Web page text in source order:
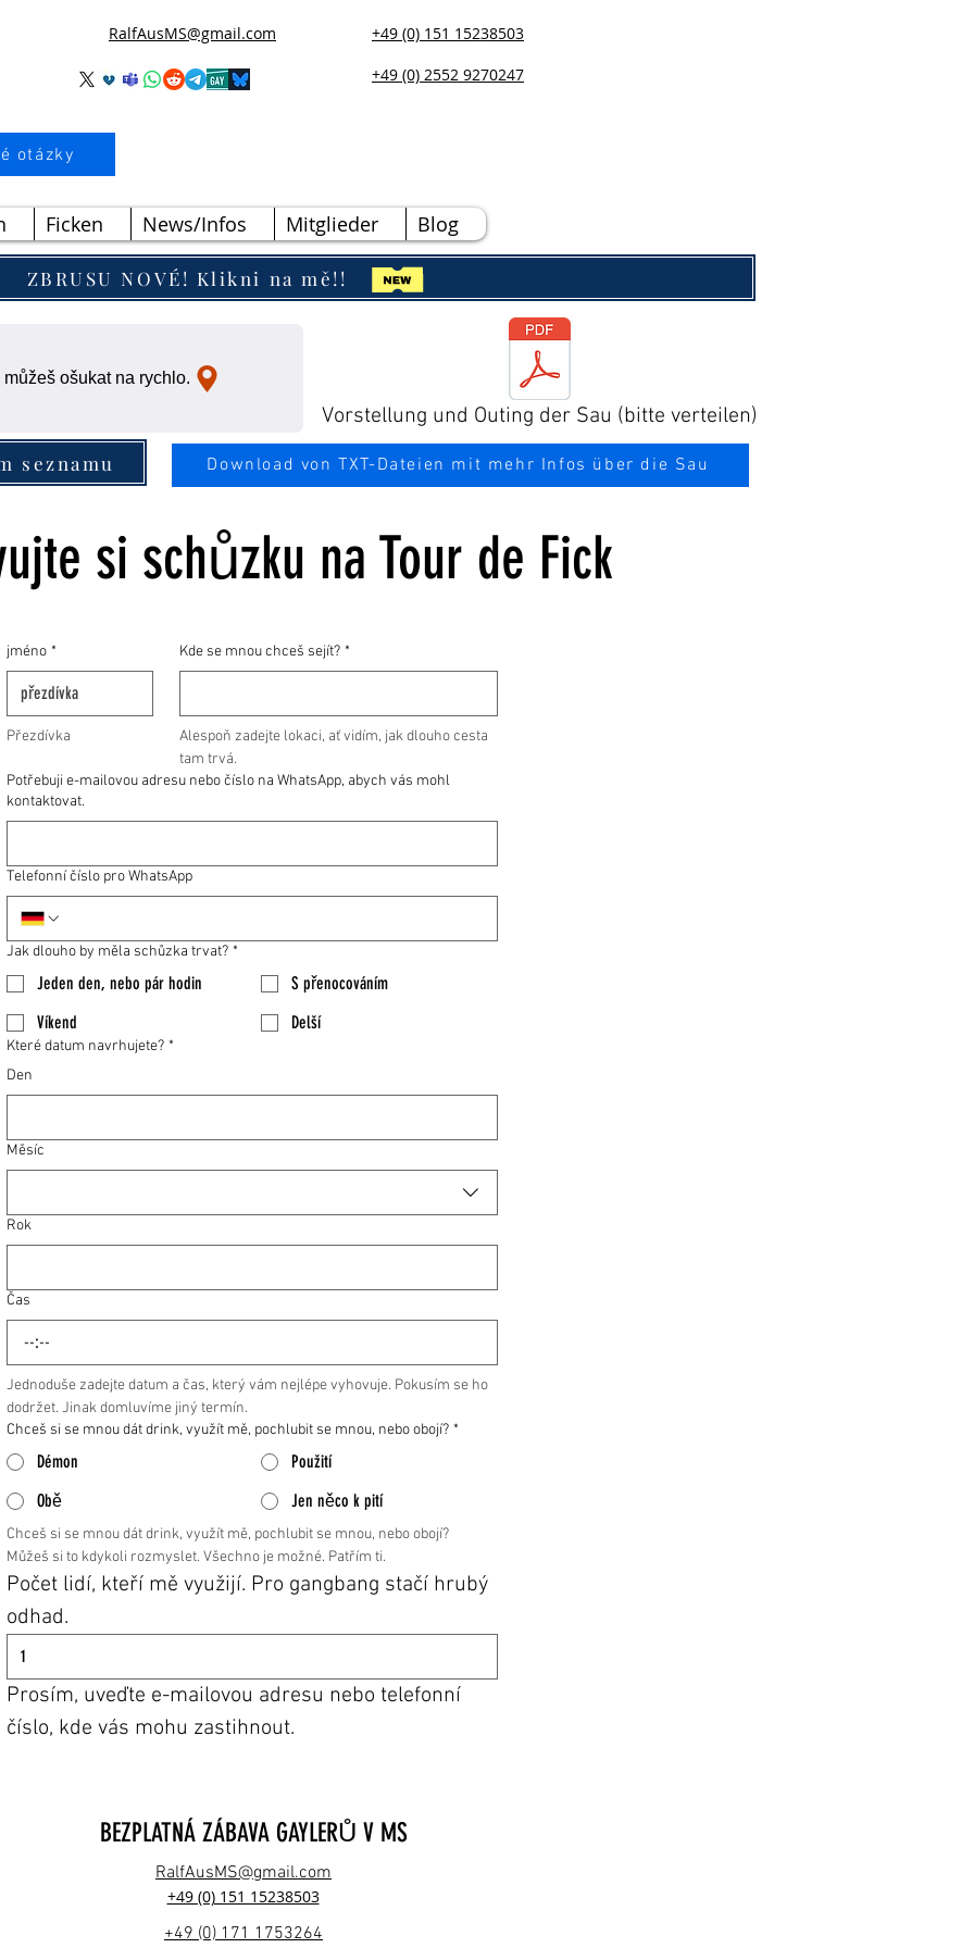
RalfAusMS@gmail.com
+49 (0) 151 15238503
+49 (0) 2552 9270247
otázky
Ficken News/Infos Mitglieder Blog
ZBRUSU NOVÉ! Klikni na mě!!
ošukat na rychlo.
Vorstellung und Outing der Sau (bitte verteilen)
seznamu Download von TXT-Dateien mit mehr Infos über die Sau
si schůzku na Tour de Fick
jméno *
Přezdívka
Kde se mnou chceš sejít? *
Alespoň zadejte lokaci, ať vidím, jak dlouho cesta
tam trvá.
Potřebuji e-mailovou adresu nebo číslo na WhatsApp, abych vás mohl
kontaktovat.
Telefonní číslo pro WhatsApp
Jak dlouho by měla schůzka trvat? *
Jeden den, nebo pár hodin
S přenocováním
Víkend
Delší
Které datum navrhujete? *
Den
Měsíc
Rok
Čas
:
Jednoduše zadejte datum a čas, který vám nejlépe vyhovuje. Pokusím se ho
dodržet. Jinak domluvíme jiný termín.
Chceš si se mnou dát drink, využít mě, pochlubit se mnou, nebo obojí? *
Démon
Použití
Obě
Jen něco k pití
Chceš si se mnou dát drink, využít mě, pochlubit se mnou, nebo obojí?
Můžeš si to kdykoli rozmyslet. Všechno je možné. Patřím ti.
Počet lidí, kteří mě využijí. Pro gangbang stačí hrubý
odhad.
Prosím, uveďte e-mailovou adresu nebo telefonní
číslo, kde vás mohu zastihnout.
BEZPLATNÁ ZÁBAVA GAYLERŮ V MS
RalfAusMS@gmail.com
+49 (0) 151 15238503
+49 (0) 171 1753264